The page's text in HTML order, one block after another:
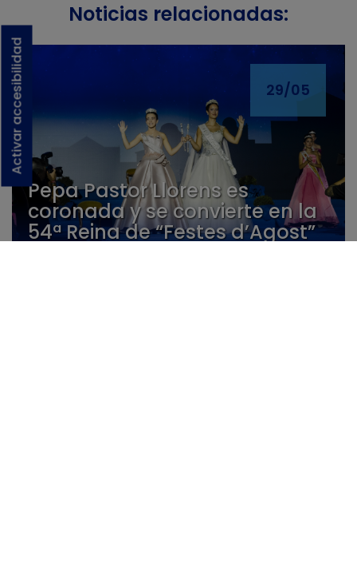
Activar accesibilidad
Noticias relacionadas:
Pepa Pastor Llorens es
coronada y se convierte en la
54ª Reina de “Festes d’Agost”
29/05